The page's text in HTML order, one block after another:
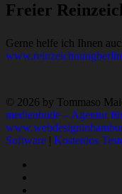
Freier
Gerne helfe ich Ihnen
© 2026 by Tommaso
medienbude – Agentur
Software | Kostenlos